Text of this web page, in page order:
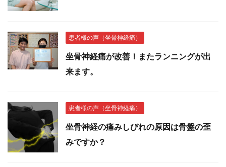
患者様の声（坐骨神経痛）
坐骨神経痛が改善！またランニングが出
来ます。
患者様の声（坐骨神経痛）
坐骨神経の痛みしびれの原因は骨盤の歪
みですか？